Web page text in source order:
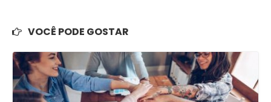
VOCÊ PODE GOSTAR